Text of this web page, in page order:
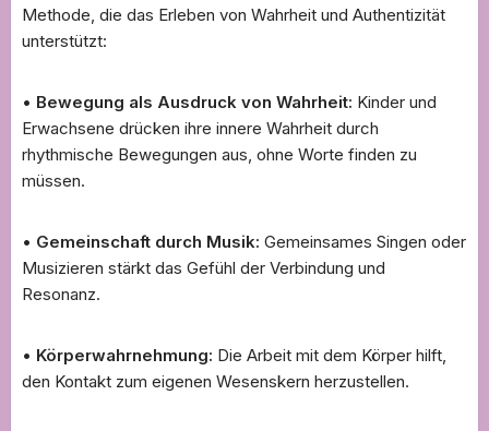
Methode, die das Erleben von Wahrheit und Authentizität
unterstützt:
• Bewegung als Ausdruck von Wahrheit: Kinder und
Erwachsene drücken ihre innere Wahrheit durch
rhythmische Bewegungen aus, ohne Worte finden zu
müssen.
• Gemeinschaft durch Musik: Gemeinsames Singen oder
Musizieren stärkt das Gefühl der Verbindung und
Resonanz.
• Körperwahrnehmung: Die Arbeit mit dem Körper hilft,
den Kontakt zum eigenen Wesenskern herzustellen.